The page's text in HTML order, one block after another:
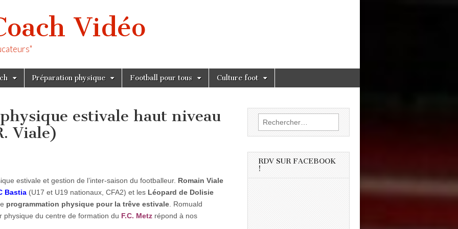
Vidéo
Préparation physique Football pour tous Culture foot
estivale haut niveau
Viale)
estivale et gestion de l’inter-saison du footballeur. Romain Viale
Bastia (U17 et U19 nationaux, CFA2) et les Léopard de Dolisie
programmation physique pour la trêve estivale . Romuald
du centre de formation du F.C. Metz répond à nos
Rechercher :
RDV SUR FACEBOOK
!